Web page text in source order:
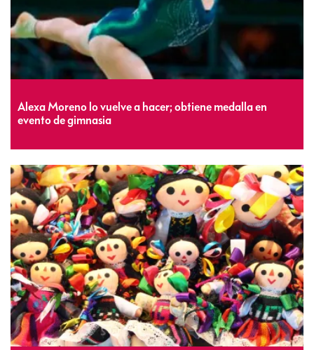
Alexa Moreno lo vuelve a hacer; obtiene medalla en
evento de gimnasia